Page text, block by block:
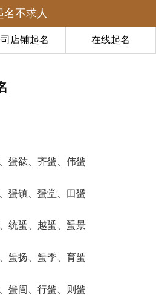
名不求人
店铺起名 在线起名
蜑谹、齐蜑、伟蜑
蜑镇、蜑堂、田蜑
统蜑、越蜑、蜑景
蜑扬、蜑季、育蜑
蜑闿、行蜑、则蜑